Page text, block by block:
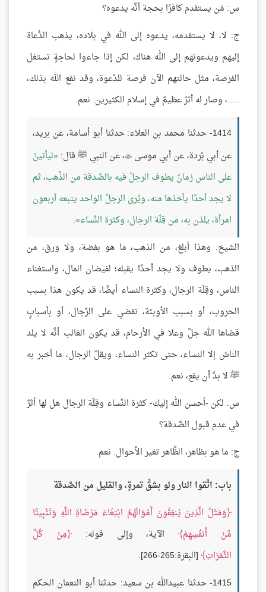
س: مَن يستقدم كافرًا بحجة أنَّه يدعوه؟
ج: لا، لا يستقدمه، يدعوه إلى الله في بلاده، يذهب الدُّعاة
إليهم ويدعونهم إلى الله هناك، لكن إذا جاءوا لحاجةٍ تستغل
الفرصة، مثل حالتهم الآن فرصة للدَّعوة، وقد نفع الله بذلك،
.....، وصار له أثرٌ عظيمٌ في إسلام الكثيرين. نعم.
1414- حدثنا محمد بن العلاء: حدثنا أبو أسامة، عن بريد،
عن أبي بُردة، عن أبي موسى، عن النبي ﷺ قال: ليأتينَّ
على الناس زمانٌ يطوف الرجلُ فيه بالصَّدقة من الذَّهب، ثم
لا يجد أحدًا يأخذها منه، ويُرى الرجلُ الواحد يتبعه أربعون
امرأة، يلذن به، من قِلّة الرجال، وكثرة النِّساء .
الشيخ: وهذا أبلغ، من الذهب، ما هو بفضة، ولا ورق، من
الذهب، يطوف ولا يجد أحدًا يقبله؛ لفيضان المال، واستغناء
الناس، وقِلّة الرجال، وكثرة النساء أيضًا، قد يكون هذا بسبب
الحروب، أو بسبب الأوبئة، تقضي على الرِّجال، أو بأسبابٍ
قضاها الله جلَّ وعلا في الأرحام، قد يكون الغالب أنَّه لا يلد
الناسُ إلا النساء، حتى تكثر النساء، ويقلّ الرجال، ما أخبر به
ﷺ لا بدَّ أن يقع، نعم.
س: لكن -أحسن الله إليك- كثرة النِّساء وقِلّة الرجال هل لها أثرٌ
في عدم قبول الصَّدقة؟
ج: ما هو بظاهر، الظَّاهر تغير الأحوال. نعم.
باب: اتَّقوا النار ولو بشقِّ تمرةٍ، والقليل من الصَّدقة
وَمَثَلُ الَّذِينَ يُنفِقُونَ أَمْوَالَهُمُ ابْتِغَاءَ مَرْضَاةِ اللَّهِ وَتَثْبِيتًا
مِّنْ أَنفُسِهِمْ الآية، وإلى قوله: مِنْ كُلِّ
الثَّمَرَاتِ [البقرة:265-266].
1415- حدثنا عبيدالله بن سعيد: حدثنا أبو النعمان الحكم